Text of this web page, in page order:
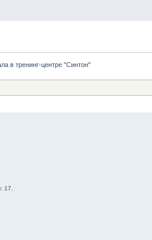
в тренинг-центре "Синтон"
17.